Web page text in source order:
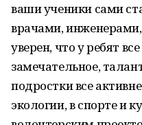
ваши ученики сами
врачами,
уверен, что у ребят
замечательное,
подростки все
экологии, в спорте и